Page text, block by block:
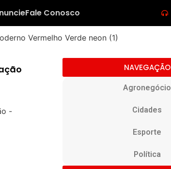
Fale Conosco
NAVEGAÇÃO
Agronegócio
Cidades
Esporte
Política